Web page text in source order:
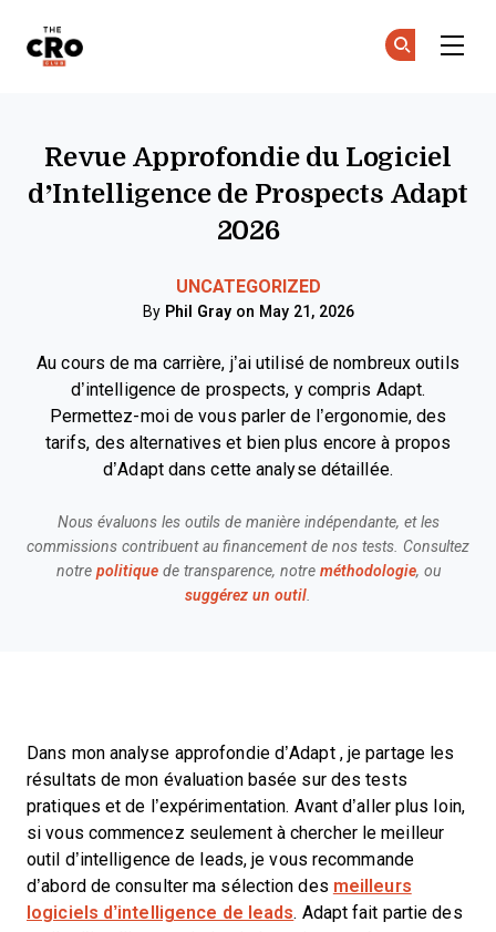
Revue Approfondie du Logiciel
d’Intelligence de Prospects Adapt
2026
UNCATEGORIZED
By Phil Gray on May 21, 2026
Au cours de ma carrière, j’ai utilisé de nombreux outils
d’intelligence de prospects, y compris Adapt.
Permettez-moi de vous parler de l’ergonomie, des
tarifs, des alternatives et bien plus encore à propos
d’Adapt dans cette analyse détaillée.
Nous évaluons les outils de manière indépendante, et les
commissions contribuent au financement de nos tests. Consultez
notre politiquede transparence, notre méthodologie, ou
suggérez un outil
Dans mon analyse approfondie d’Adapt , je partage les
résultats de mon évaluation basée sur des tests
pratiques et de l’expérimentation. Avant d’aller plus loin,
si vous commencez seulement à chercher le meilleur
outil d’intelligence de leads, je vous recommande
d’abord de consulter ma sélection des meilleurs
logiciels d’intelligence de leads. Adapt fait partie des